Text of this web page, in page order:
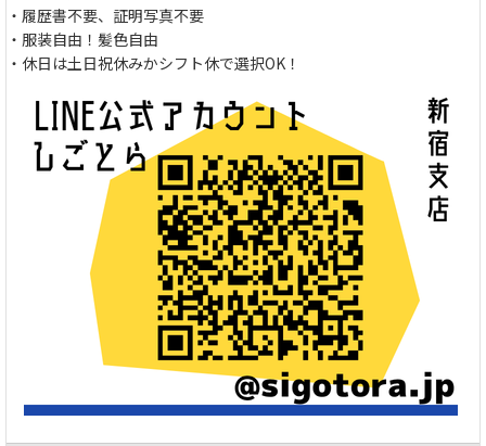
・履歴書不要、証明写真不要
・服装自由！髪色自由
・休日は土日祝休みかシフト休で選択OK！